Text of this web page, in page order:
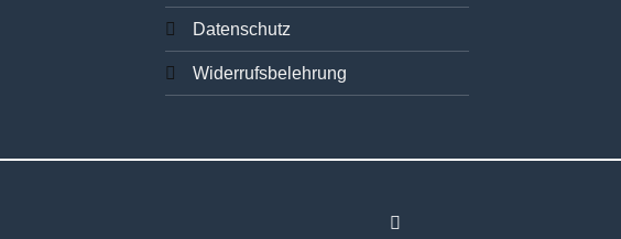
Datenschutz
Widerrufsbelehrung